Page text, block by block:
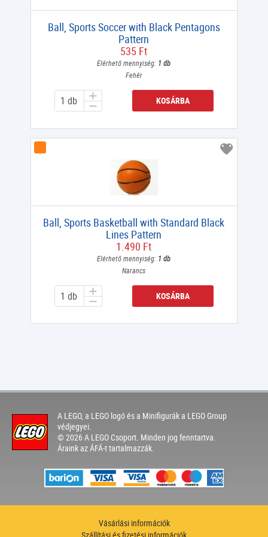
Ball, Sports Soccer with Black Pentagons
Pattern
535 Ft
Elérhető mennyiség: 1 db
Fehér
KOSÁRBA
Ball, Sports Basketball with Standard Black
Lines Pattern
1.490 Ft
Elérhető mennyiség: 1 db
Narancs
KOSÁRBA
A LEGO, a LEGO logó és a Minifigurák a LEGO Group
védjegyei.
© 2026 A LEGO Csoport. Minden jog fenntartva.
Áraink az ÁFÁ-t tartalmazzák.
Vásárlási információk